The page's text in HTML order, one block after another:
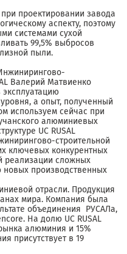
проектировании завода
аспекту, поэтому
системами сухой
99,5% выбросов
пыли.
Валерий Матвиенко
а опыт, полученный
используем сейчас при
алюминиевых
UC RUSAL
строительной
ключевых конкурентных
реализации сложных
производственных
отрасли. Продукция
мира. Компания была
объединения РУСАЛа,
На долю UC RUSAL
алюминия и 15%
присутствует в 19